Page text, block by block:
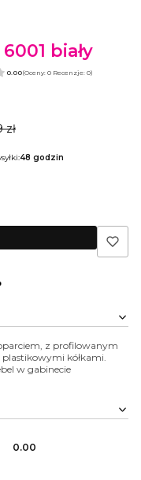
biały
0.00(Oceny: 0 Recenzje: 0)
zł
48 godzin
z profilowanym
kółkami.
w gabinecie
0.00